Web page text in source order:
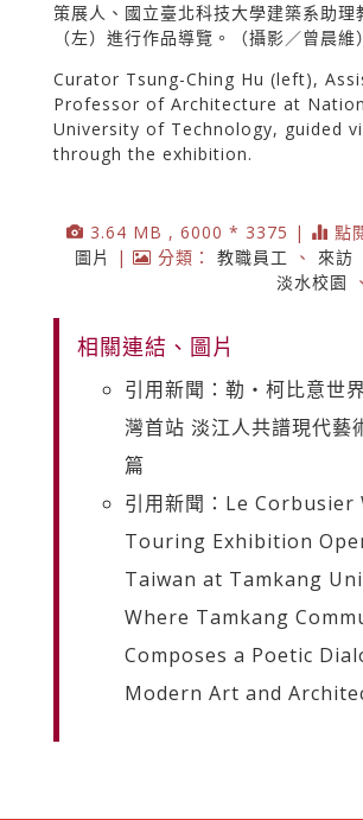
策展人、國立臺北科技大學建築系助理
（左）進行作品導覽。（攝影／曾晨維）
Curator Tsung-Ching Hu (left),
Professor of Architecture at
University of Technology, guided
through the exhibition.
3.64 MB , 6000 * 3375 | 點
圖片
| 分類： 教職員工 、 來訪
淡水校園
相關連結、圖片
引用新聞：勒・柯比意世
灣首站 淡江人共譜現代藝
篇
引用新聞：Le Corbusier
Touring Exhibition
Taiwan at Tamkang
Where Tamkang
Composes a Poetic
Modern Art and